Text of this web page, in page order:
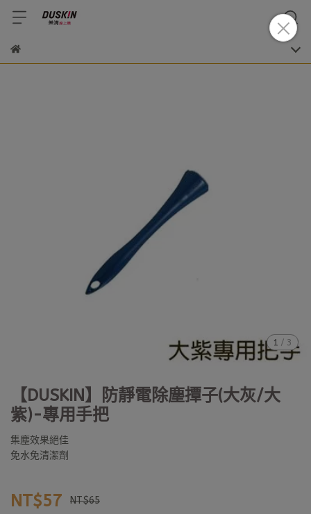
1 / 3
【DUSKIN】防靜電除塵撢子(大灰/大
紫)-專用手把
集塵效果絕佳
免水免清潔劑
NT$57 NT$65